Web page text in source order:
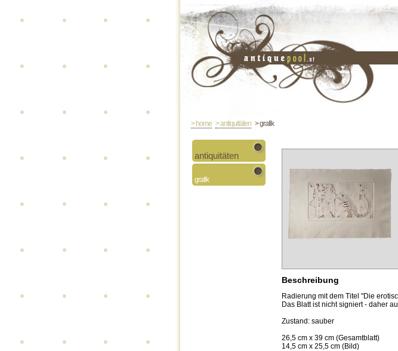
> home > antiquitäten > grafik
antiquitäten
grafik
Beschreibung
Radierung mit dem Titel "Die
Das Blatt ist nicht signiert - daher
Zustand: sauber
26,5 cm x 39 cm (Gesamtblatt)
14,5 cm x 25,5 cm (Bild)